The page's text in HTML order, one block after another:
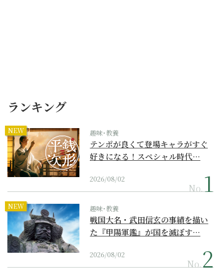
ランキング
NEW 趣味･教養
テンポが良くて登場キャラがすぐ
好きになる！スペシャル時代…
2026/08/02
No.
NEW 趣味･教養
戦国大名・武田信玄の事績を描い
た『甲陽軍鑑』が国を滅ぼす…
2026/08/02
No.